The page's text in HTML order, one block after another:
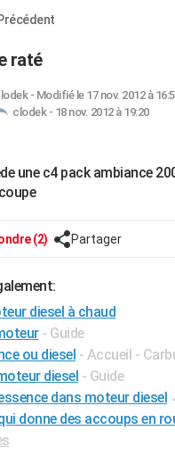
raté
- Modifié le 17 nov. 2012 à
clodek - 18 nov. 2012 à 19:20
une c4 pack ambiance
(2) Partager
diesel à chaud
- Guide
ou diesel - Accueil -
diesel - Guide
dans moteur diesel
donne des accoups en